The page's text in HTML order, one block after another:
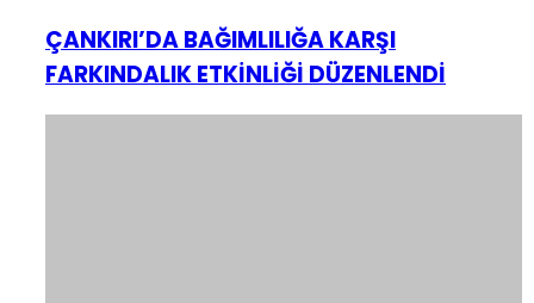
ÇANKIRI’DA BAĞIMLILIĞA KARŞI
FARKINDALIK ETKİNLİĞİ DÜZENLENDİ